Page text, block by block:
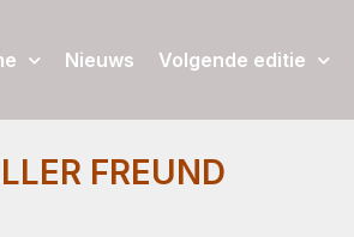
Nieuws Volgende editie
FREUND